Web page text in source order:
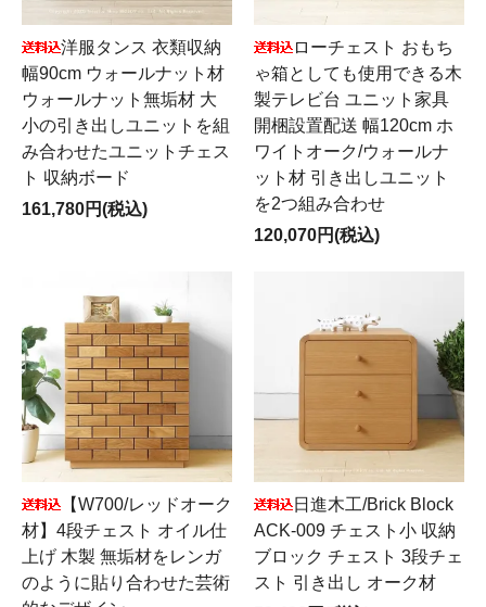
洋服タンス 衣類収納
幅90cm ウォールナット材
ウォールナット無垢材 大
小の引き出しユニットを組
み合わせたユニットチェス
ト 収納ボード
161,780円(税込)
ローチェスト おもち
ゃ箱としても使用できる木
製テレビ台 ユニット家具
開梱設置配送 幅120cm ホ
ワイトオーク/ウォールナ
ット材 引き出しユニット
を2つ組み合わせ
120,070円(税込)
【W700/レッドオーク
材】4段チェスト オイル仕
上げ 木製 無垢材をレンガ
のように貼り合わせた芸術
日進木工/Brick Block
ACK-009 チェスト小 収納
ブロック チェスト 3段チェ
スト 引き出し オーク材